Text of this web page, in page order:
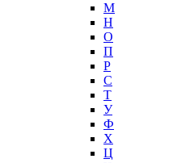
М
Н
О
П
Р
С
Т
У
Ф
Х
Ц